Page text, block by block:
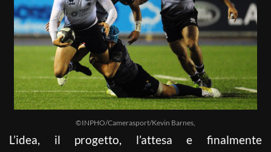
©INPHO/Camerasport/Kevin Barnes,
L’idea, il progetto, l’attesa e finalmente